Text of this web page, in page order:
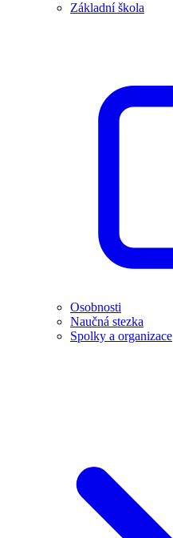
Základní škola
Osobnosti
Naučná stezka
Spolky a organizace